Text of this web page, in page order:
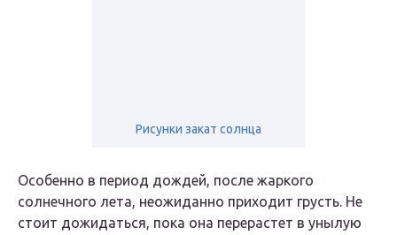
Рисунки закат солнца
Особенно в период дождей, после жаркого
солнечного лета, неожиданно приходит грусть. Не
стоит дожидаться, пока она перерастет в унылую